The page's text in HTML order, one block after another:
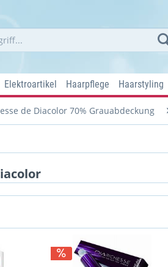
Elektroartikel Haarpflege Haarstyling
de Diacolor 70% Grauabdeckung